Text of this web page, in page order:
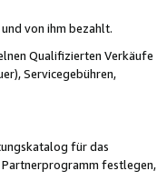
von ihm bezahlt.
Qualifizierten Verkäufe
Servicegebühren,
für das
Partnerprogramm festlegen,